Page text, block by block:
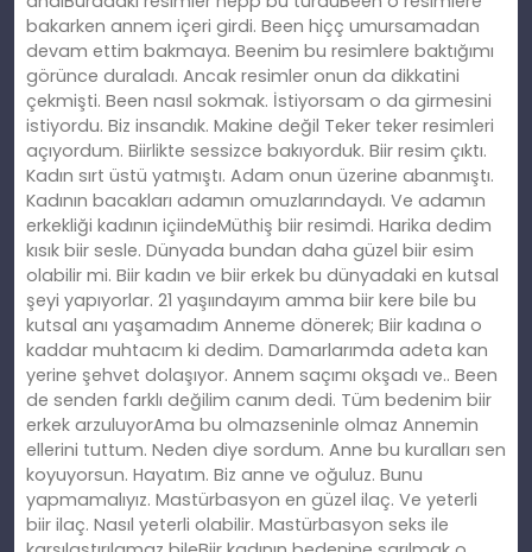
bakarken annem içeri girdi. Been hiçç umursamadan
devam ettim bakmaya. Beenim bu resimlere baktığımı
görünce duraladı. Ancak resimler onun da dikkatini
çekmişti. Been nasıl sokmak. İstiyorsam o da girmesini
istiyordu. Biz insandık. Makine değil Teker teker resimleri
açıyordum. Biirlikte sessizce bakıyorduk. Biir resim çıktı.
Kadın sırt üstü yatmıştı. Adam onun üzerine abanmıştı.
Kadının bacakları adamın omuzlarındaydı. Ve adamın
erkekliği kadının içiindeMüthiş biir resimdi. Harika dedim
kısık biir sesle. Dünyada bundan daha güzel biir esim
olabilir mi. Biir kadın ve biir erkek bu dünyadaki en kutsal
şeyi yapıyorlar. 21 yaşıındayım amma biir kere bile bu
kutsal anı yaşamadım Anneme dönerek; Biir kadına o
kaddar muhtacım ki dedim. Damarlarımda adeta kan
yerine şehvet dolaşıyor. Annem saçımı okşadı ve.. Been
de senden farklı değilim canım dedi. Tüm bedenim biir
erkek arzuluyorAma bu olmazseninle olmaz Annemin
ellerini tuttum. Neden diye sordum. Anne bu kuralları sen
koyuyorsun. Hayatım. Biz anne ve oğuluz. Bunu
yapmamalıyız. Mastürbasyon en güzel ilaç. Ve yeterli
biir ilaç. Nasıl yeterli olabilir. Mastürbasyon seks ile